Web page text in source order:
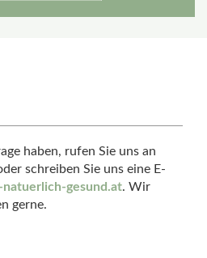
haben, rufen Sie uns an
schreiben Sie uns eine E-
gesund.at. Wir
gerne.